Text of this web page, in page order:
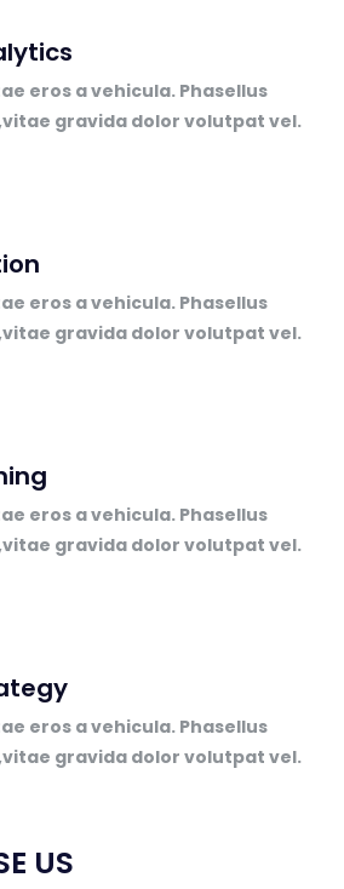
eros a vehicula. Phasellus
gravida dolor volutpat vel.
eros a vehicula. Phasellus
gravida dolor volutpat vel.
eros a vehicula. Phasellus
gravida dolor volutpat vel.
eros a vehicula. Phasellus
gravida dolor volutpat vel.
US